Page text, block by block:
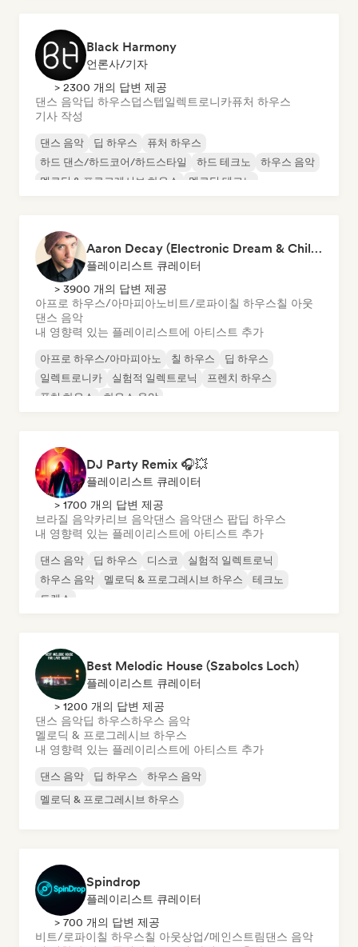
Black Harmony
언론사/기자
> 2300 개의 답변 제공
댄스 음악딥 하우스덥스텝일렉트로니카퓨처 하우스
기사 작성
댄스 음악 딥 하우스
퓨처 하우스
하드 댄스/하드코어/하드스타일
하드 테크노
하우스 음악
멜로딕 & 프로그레시브 하우스
멜로딕 테크노
Aaron Decay (Electronic Dream & Chill Electronic Dream playlists)
플레이리스트 큐레이터
> 3900 개의 답변 제공
아프로 하우스/아마피아노비트/로파이칠 하우스칠 아웃
댄스 음악
내 영향력 있는 플레이리스트에 아티스트 추가
아프로 하우스/아마피아노 칠 하우스
딥 하우스
일렉트로니카
실험적 일렉트로닉
프렌치 하우스
퓨처 하우스
하우스 음악
DJ Party Remix 🎧💥
플레이리스트 큐레이터
> 1700 개의 답변 제공
브라질 음악카리브 음악댄스 음악댄스 팝딥 하우스
내 영향력 있는 플레이리스트에 아티스트 추가
댄스 음악 딥 하우스 디스코
실험적 일렉트로닉
하우스 음악
멜로딕 & 프로그레시브 하우스
테크노
트랜스
Best Melodic House (Szabolcs Loch)
플레이리스트 큐레이터
> 1200 개의 답변 제공
댄스 음악딥 하우스하우스 음악
멜로딕 & 프로그레시브 하우스
내 영향력 있는 플레이리스트에 아티스트 추가
댄스 음악 딥 하우스
하우스 음악
멜로딕 & 프로그레시브 하우스
Spindrop
플레이리스트 큐레이터
> 700 개의 답변 제공
비트/로파이칠 하우스칠 아웃상업/메인스트림댄스 음악